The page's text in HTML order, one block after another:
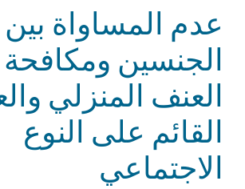
عدم المساواة بين
الجنسين ومكافحة
العنف المنزلي
القائم على النوع
الاجتماعي